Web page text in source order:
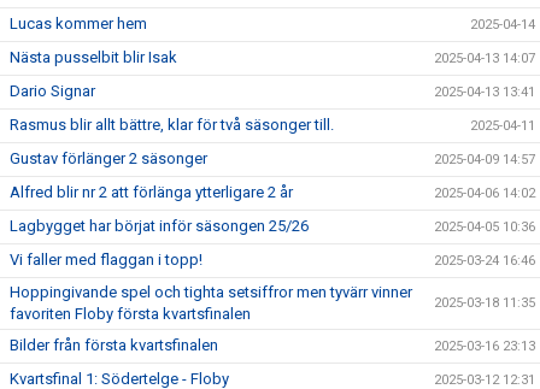
Lucas kommer hem 2025-04-14
Nästa pusselbit blir Isak 2025-04-13 14:07
Dario Signar 2025-04-13 13:41
Rasmus blir allt bättre, klar för två säsonger till. 2025-04-11
Gustav förlänger 2 säsonger 2025-04-09 14:57
Alfred blir nr 2 att förlänga ytterligare 2 år 2025-04-06 14:02
Lagbygget har börjat inför säsongen 25/26 2025-04-05 10:36
Vi faller med flaggan i topp! 2025-03-24 16:46
Hoppingivande spel och tighta setsiffror men tyvärr vinner
favoriten Floby första kvartsfinalen
2025-03-18 11:35
Bilder från första kvartsfinalen 2025-03-16 23:13
Kvartsfinal 1: Södertelge - Floby 2025-03-12 12:31